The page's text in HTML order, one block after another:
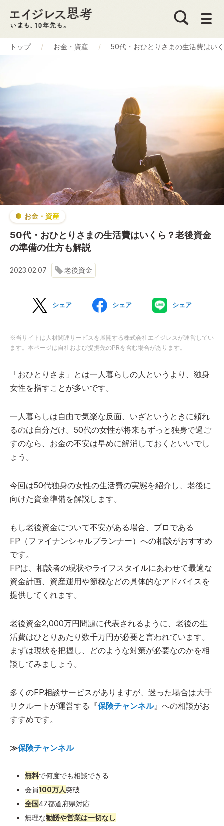
トップ お金・資産 50代・おひとりさまの生活費はい
お金・資産
50代・おひとりさまの生活費はいくら？老後資金
の準備の仕方も解説
2023.02.07 老後資金
シェア シェア シェア
※当サイトは人材関連サービスを展開する株式会社エイジレスが運営してい
ます。本ページは自社および提携先のPRを含む場合があります。
「おひとりさま」とは一人暮らしの人というより、独身
女性を指すことが多いです。
一人暮らしは自由で気楽な反面、いざというときに頼れ
るのは自分だけ。50代の女性が将来もずっと独身で過ご
すのなら、お金の不安は早めに解消しておくといいでし
ょう。
今回は50代独身の女性の生活費の実態を紹介し、老後に
向けた資金準備を解説します。
もし老後資金について不安がある場合、プロである
FP（ファイナンシャルプランナー）への相談がおすすめ
です。
FPは、相談者の現状やライフスタイルにあわせて最適な
資金計画、資産運用や節税などの具体的なアドバイスを
提供してくれます。
老後資金2,000万円問題に代表されるように、老後の生
活費はひとりあたり数千万円が必要と言われています。
まずは現状を把握し、どのような対策が必要なのかを相
談してみましょう。
多くのFP相談サービスがありますが、迷った場合は大手
リクルートが運営する『保険チャンネル』への相談がお
すすめです。
≫保険チャンネル
無料で何度でも相談できる
会員100万人突破
全国47都道府県対応
無理な勧誘や営業は一切なし